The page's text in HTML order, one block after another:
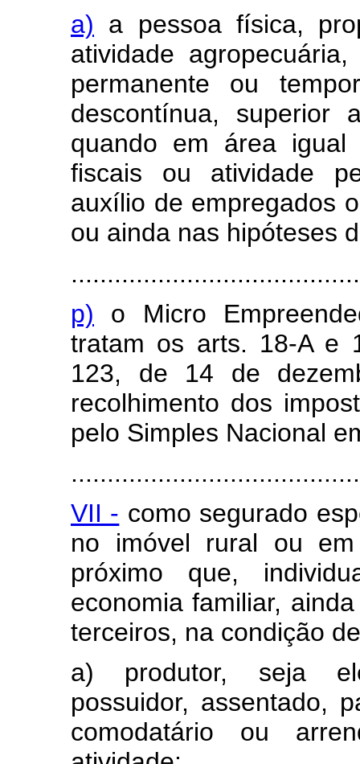
a) a pessoa física,
atividade
permanente ou
descontínua, superior
quando em área
fiscais ou atividade
auxílio de empregados
ou ainda nas hipóteses
p) o Micro
tratam os arts. 18-A e
123, de 14 de
recolhimento dos
pelo Simples Nacional
VII - como segurado
no imóvel rural ou
próximo que,
economia familiar,
terceiros, na condição
a) produtor, seja
possuidor, assentado,
comodatário ou